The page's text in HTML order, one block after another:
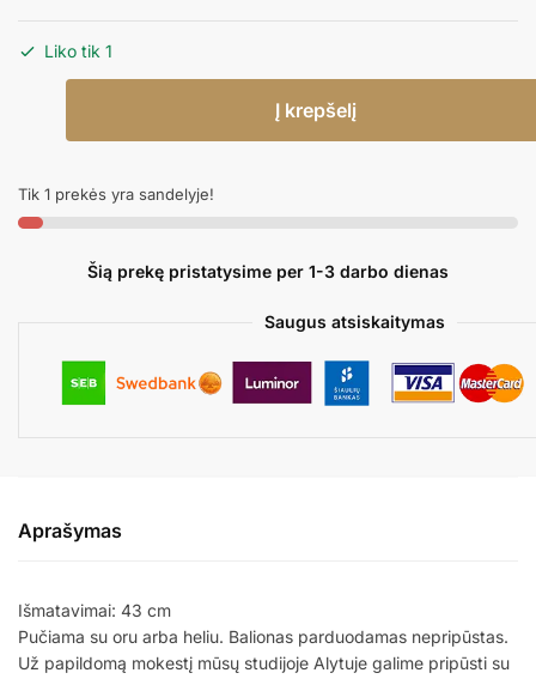
Liko tik 1
Folinis
3-
ASIS
GIMTADIENIS
Į krepšelį
Tik 1 prekės yra sandelyje!
Šią prekę pristatysime per 1-3 darbo dienas
Saugus atsiskaitymas
Aprašymas
Išmatavimai: 43 cm
Pučiama su oru arba heliu. Balionas parduodamas nepripūstas.
Už papildomą mokestį mūsų studijoje Alytuje galime pripūsti su